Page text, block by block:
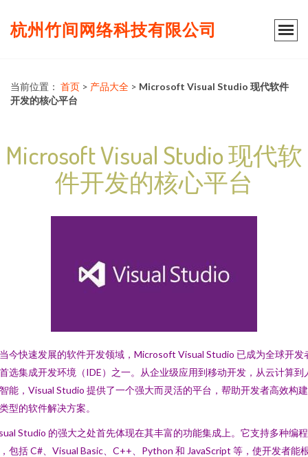
杭州竹间网络科技有限公司
当前位置： 首页 > 产品大全 > Microsoft Visual Studio 现代软件
开发的核心平台
Microsoft Visual Studio 现代软
件开发的核心平台
今快速发展的软件开发领域，Microsoft Visual Studio 已成为全球开发
选集成开发环境（IDE）之一。从企业级应用到移动开发，从云计算到
能，Visual Studio 提供了一个强大而灵活的平台，帮助开发者高效构
型的软件解决方案。
Studio 的强大之处首先体现在其丰富的功能集成上。它支持多种编
包括 C#、Visual Basic、C++、Python 和 JavaScript 等，使开发者能